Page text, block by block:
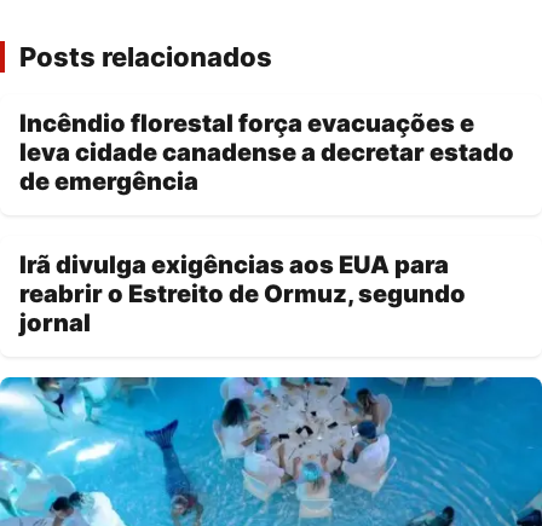
Posts relacionados
Incêndio florestal força evacuações e
leva cidade canadense a decretar estado
de emergência
Irã divulga exigências aos EUA para
reabrir o Estreito de Ormuz, segundo
jornal